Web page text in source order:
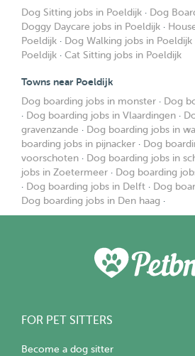
Dog Sitting jobs in Poeldijk · Dog
Doggy Daycare jobs in Poeldijk ·
Poeldijk · Dog Walking jobs in Poeldijk
Poeldijk · Cat Sitting jobs in Poeldijk
Towns near Poeldijk
Dog boarding jobs in monster · Dog
· Dog boarding jobs in Vlaardingen ·
gravenzande · Dog boarding jobs in
boarding jobs in pijnacker · Dog
voorschoten · Dog boarding jobs in
jobs in Zoetermeer · Dog boarding
· Dog boarding jobs in Delft · Dog
Dog boarding jobs in Den haag ·
FOR PET SITTERS
Become a dog sitter